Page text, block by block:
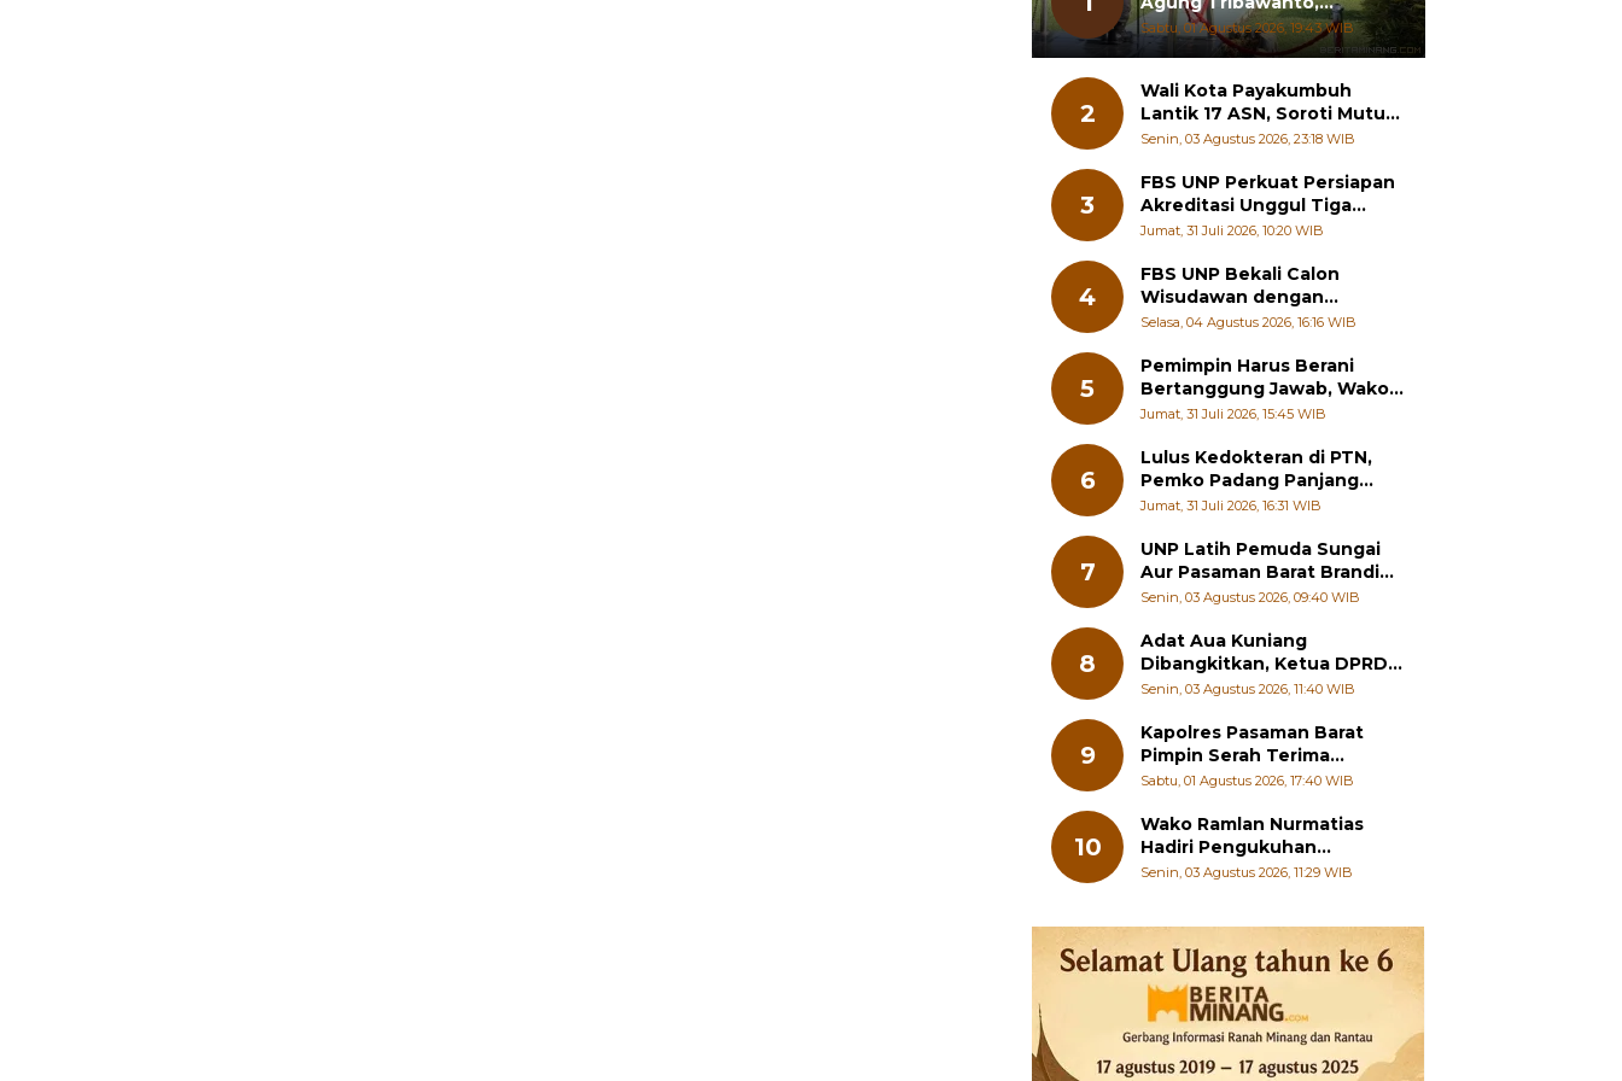
Tekankan Peningkatan
Pelayanan dan Sinergi
Sabtu, 01 Agustus 2026, 19:43 WIB
2
Wali Kota Payakumbuh
Lantik 17 ASN, Soroti Mutu
Sekolah hingga Pelayanan
Senin, 03 Agustus 2026, 23:18 WIB
3
FBS UNP Perkuat Persiapan
Akreditasi Unggul Tiga
Program Studi
Jumat, 31 Juli 2026, 10:20 WIB
4
FBS UNP Bekali Calon
Wisudawan dengan
Wawasan Karier Global dan
Selasa, 04 Agustus 2026, 16:16 WIB
5
Pemimpin Harus Berani
Bertanggung Jawab, Wako
Padang Panjang Buka
Pelajar
Jumat, 31 Juli 2026, 15:45 WIB
6
Lulus Kedokteran di PTN,
Pemko Padang Panjang
Siapkan Beasiswa Penuh
Jumat, 31 Juli 2026, 16:31 WIB
7
UNP Latih Pemuda Sungai
Aur Pasaman Barat Branding
Wisata Beringin
Senin, 03 Agustus 2026, 09:40 WIB
8
Adat Aua Kuniang
Dibangkitkan, Ketua DPRD
Payakumbuh: Jangan
Hilang Jati Diri
Senin, 03 Agustus 2026, 11:40 WIB
9
Kapolres Pasaman Barat
Pimpin Serah Terima
Jabatan PJU Polres dan
Sabtu, 01 Agustus 2026, 17:40 WIB
10
Wako Ramlan Nurmatias
Hadiri Pengukuhan
Pengurus MUS-KB Serta
Senin, 03 Agustus 2026, 11:29 WIB